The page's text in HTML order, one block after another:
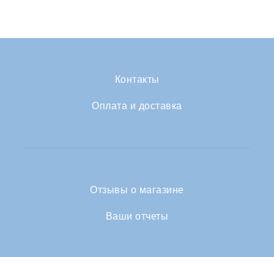
Контакты
Оплата и доставка
Отзывы о магазине
Ваши отчеты